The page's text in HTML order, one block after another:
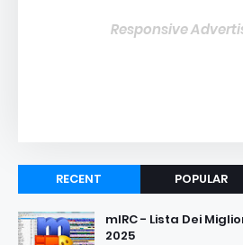
Responsive
RECENT POPULAR
mIRC - Lista Dei
2025